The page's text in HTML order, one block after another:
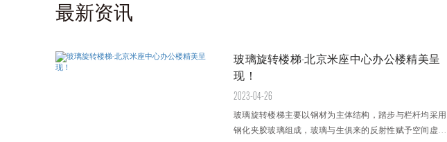
最新资讯
玻璃旋转楼梯-北京米座中心办公楼精美呈
现！
2023-04-26
玻璃旋转楼梯主要以钢材为主体结构，踏步与栏杆均采用
钢化夹胶玻璃组成，玻璃与生俱来的反射性赋予空间虚实